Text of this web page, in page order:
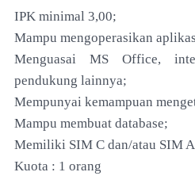
IPK minimal 3,00;
Mampu mengoperasikan
Menguasai MS Office,
pendukung lainnya;
Mempunyai kemampuan
Mampu membuat database;
Memiliki SIM C dan/atau SIM
Kuota : 1 orang